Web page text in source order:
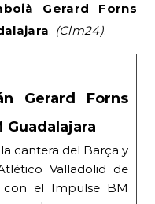
Gerard Forns
. (Clm24).
Gerard Forns
Guadalajara
cantera del Barça y
Valladolid de
con el Impulse BM